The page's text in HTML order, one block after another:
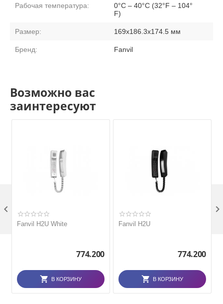
Рабочая температура:
0°C – 40°C (32°F – 104°
F)
Размер: 169x186.3x174.5 мм
Бренд: Fanvil
Возможно вас
заинтересуют
Fanvil H2U White
774.200
В КОРЗИНУ
Fanvil H2U
774.200
В КОРЗИНУ
 